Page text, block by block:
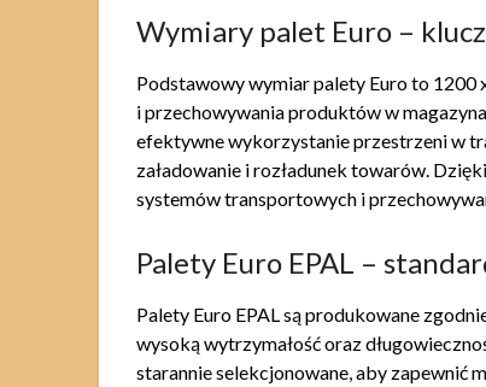
Wymiary palet Euro –
Podstawowy wymiar palety Euro to 1200
i przechowywania produktów w
efektywne wykorzystanie przestrzeni w
załadowanie i rozładunek towarów.
systemów transportowych i
Palety Euro EPAL –
Palety Euro EPAL są produkowane
wysoką wytrzymałość oraz
starannie selekcjonowane, aby zapewnić